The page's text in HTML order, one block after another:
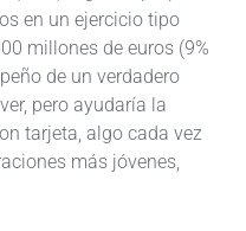
en un ejercicio tipo
millones de euros (9%
de un verdadero
pero ayudaría la
tarjeta, algo cada vez
más jóvenes,